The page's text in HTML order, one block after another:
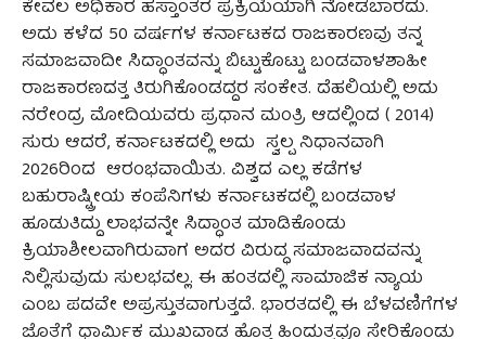
ಕೇವಲ ಅಧಿಕಾರ ಹಸ್ತಾಂತರ ಪ್ರಕ್ರಿಯೆಯಾಗಿ ನೋಡಬಾರದು.
ಅದು ಕಳೆದ 50 ವರ್ಷಗಳ ಕರ್ನಾಟಕದ ರಾಜಕಾರಣವು ತನ್ನ
ಸಮಾಜವಾದೀ ಸಿದ್ಧಾಂತವನ್ನು ಬಿಟ್ಟುಕೊಟ್ಟು ಬಂಡವಾಳಶಾಹೀ
ರಾಜಕಾರಣದತ್ತ ತಿರುಗಿಕೊಂಡದ್ದರ ಸಂಕೇತ. ದೆಹಲಿಯಲ್ಲಿ ಅದು
ನರೇಂದ್ರ ಮೋದಿಯವರು ಪ್ರಧಾನ ಮಂತ್ರಿ ಆದಲ್ಲಿಂದ ( 2014)
ಸುರು ಆದರೆ, ಕರ್ನಾಟಕದಲ್ಲಿ ಅದು ಸ್ವಲ್ಪ ನಿಧಾನವಾಗಿ
2026ರಿಂದ ಆರಂಭವಾಯಿತು. ವಿಶ್ವದ ಎಲ್ಲ ಕಡೆಗಳ
ಬಹುರಾಷ್ಟ್ರೀಯ ಕಂಪೆನಿಗಳು ಕರ್ನಾಟಕದಲ್ಲಿ ಬಂಡವಾಳ
ಹೂಡುತಿದ್ದು ಲಾಭವನ್ನೇ ಸಿದ್ಧಾಂತ ಮಾಡಿಕೊಂಡು
ಕ್ರಿಯಾಶೀಲವಾಗಿರುವಾಗ ಅದರ ವಿರುದ್ಧ ಸಮಾಜವಾದವನ್ನು
ನಿಲ್ಲಿಸುವುದು ಸುಲಭವಲ್ಲ. ಈ ಹಂತದಲ್ಲಿ ಸಾಮಾಜಿಕ ನ್ಯಾಯ
ಎಂಬ ಪದವೇ ಅಪ್ರಸ್ತುತವಾಗುತ್ತದೆ. ಭಾರತದಲ್ಲಿ ಈ ಬೆಳವಣಿಗೆಗಳ